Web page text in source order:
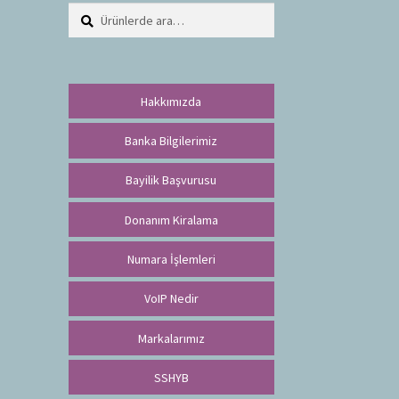
Ara:
Hakkımızda
Banka Bilgilerimiz
Bayilik Başvurusu
Donanım Kiralama
Numara İşlemleri
VoIP Nedir
Markalarımız
SSHYB